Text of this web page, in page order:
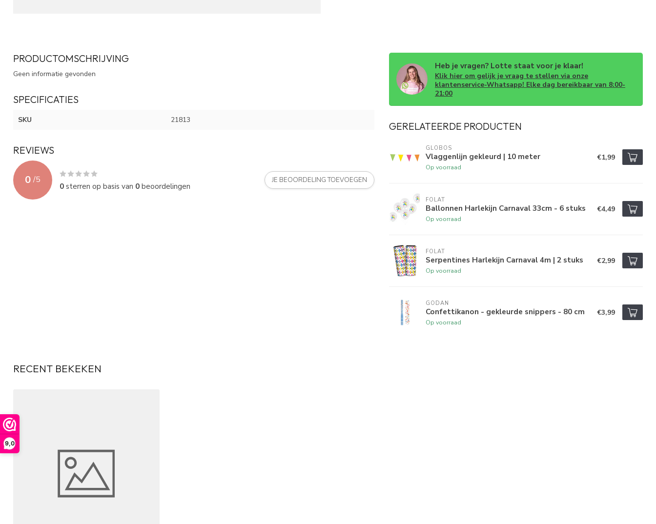
9,0
PRODUCTOMSCHRIJVING
Geen informatie gevonden
SPECIFICATIES
SKU 21813
REVIEWS
0 /5
0sterren op basis van 0beoordelingen
JE BEOORDELING TOEVOEGEN
Heb je vragen? Lotte staat voor je klaar!
Klik hier om gelijk je vraag te stellen via onze
klantenservice-Whatsapp! Elke dag bereikbaar van 8:00-
21:00
GERELATEERDE PRODUCTEN
GLOBOS
Vlaggenlijn gekleurd | 10 meter
Op voorraad
€1,99
FOLAT
Ballonnen Harlekijn Carnaval 33cm - 6 stuks
Op voorraad
€4,49
FOLAT
Serpentines Harlekijn Carnaval 4m | 2 stuks
Op voorraad
€2,99
GODAN
Confettikanon - gekleurde snippers - 80 cm
Op voorraad
€3,99
RECENT BEKEKEN